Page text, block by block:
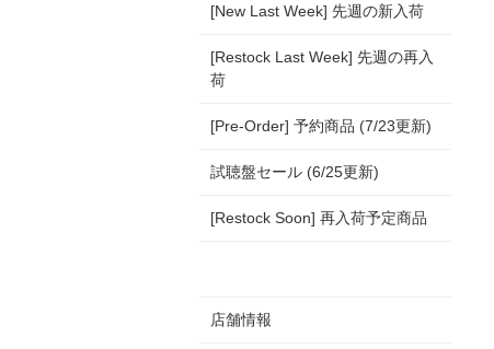
[New Last Week] 先週の新入荷
[Restock Last Week] 先週の再入
荷
[Pre-Order] 予約商品 (7/23更新)
試聴盤セール (6/25更新)
[Restock Soon] 再入荷予定商品
店舗情報